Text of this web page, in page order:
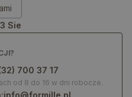
Sie
700 37 17
od 8 do 16 w dni robocze.
info@formille.pl